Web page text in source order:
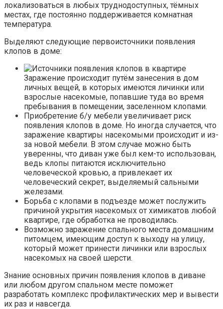
локализоваться в любых труднодоступных, тёмных
местах, где постоянно поддерживается комнатная
температура.
Выделяют следующие первоисточники появления
клопов в доме:
Заражение происходит путём занесения в дом
личных вещей, в которых имеются личинки или
взрослые насекомые, попавшие туда во время
пребывания в помещении, заселенном клопами.
Приобретение б/у мебели увеличивает риск
появления клопов в доме. Но иногда случается, что
заражение квартиры насекомыми происходит и из-
за новой мебели. В этом случае можно быть
уверенны, что диван уже был кем-то использован,
ведь клопы питаются исключительно
человеческой кровью, а привлекает их
человеческий секрет, выделяемый сальными
железами.
Борьба с клопами в подъезде может послужить
причиной укрытия насекомых от химикатов любой
квартире, где обработка не проводилась.
Возможно заражение спального места домашним
питомцем, имеющим доступ к выходу на улицу,
который может принести личинки или взрослых
насекомых на своей шерсти.
Знание основных причин появления клопов в диване
или любом другом спальном месте поможет
разработать комплекс профилактических мер и вывести
их раз и навсегда.